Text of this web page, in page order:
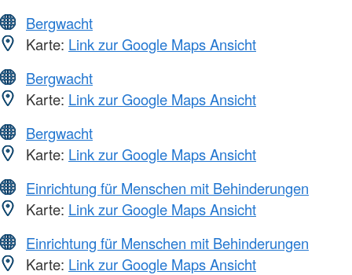
Bergwacht
Karte: Link zur Google Maps Ansicht
Bergwacht
Karte: Link zur Google Maps Ansicht
Bergwacht
Karte: Link zur Google Maps Ansicht
Einrichtung für Menschen mit Behinderungen
Karte: Link zur Google Maps Ansicht
Einrichtung für Menschen mit Behinderungen
Karte: Link zur Google Maps Ansicht